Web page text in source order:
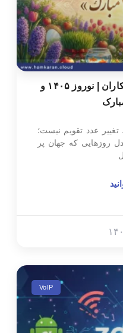
پیام نوروزی تلفن ابری همکاران | نوروز ۱۴۰۵ و
عدد تقویم نیست؛
روزهایی که جهان پر
۳۱
VoIP